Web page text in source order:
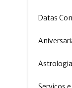
Datas
Astrologia